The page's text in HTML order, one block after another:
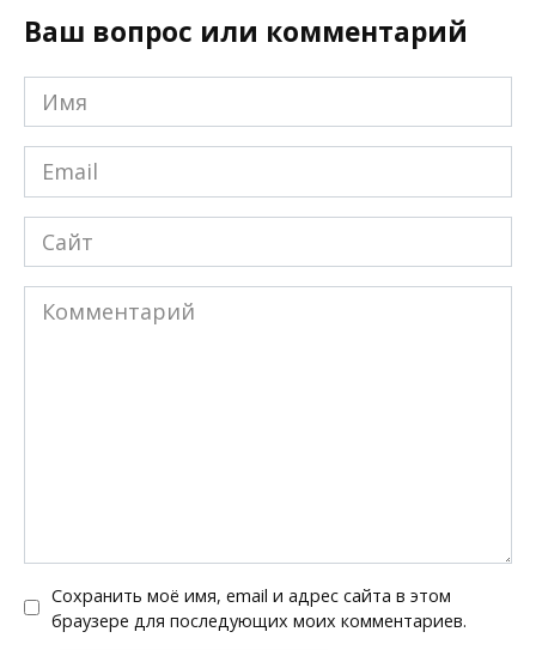
Ваш вопрос или комментарий
Имя
*
Email
*
Сайт
Комментарий
Сохранить моё имя, email и адрес сайта в этом
браузере для последующих моих комментариев.